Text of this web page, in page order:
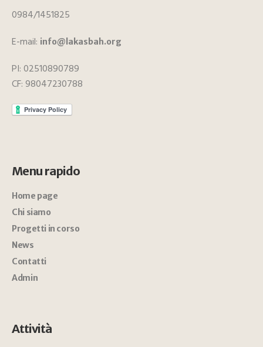
0984/1451825
E-mail: info@lakasbah.org
PI: 02510890789
CF: 98047230788
Menu rapido
Home page
Chi siamo
Progetti in corso
News
Contatti
Admin
Attività